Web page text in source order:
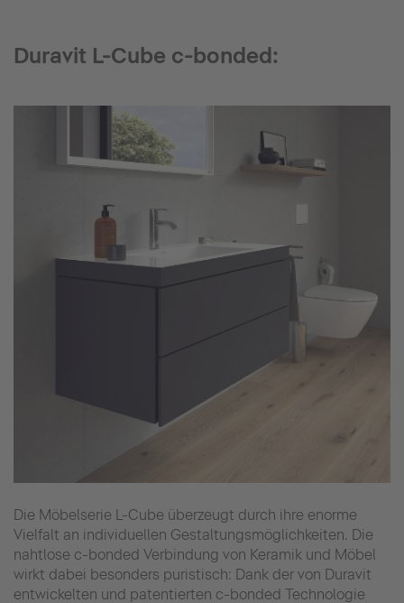
Duravit L-Cube c-bonded:
Die Möbelserie L-Cube überzeugt durch ihre enorme
Vielfalt an individuellen Gestaltungsmöglichkeiten. Die
nahtlose c-bonded Verbindung von Keramik und Möbel
wirkt dabei besonders puristisch: Dank der von Duravit
entwickelten und patentierten c-bonded Technologie